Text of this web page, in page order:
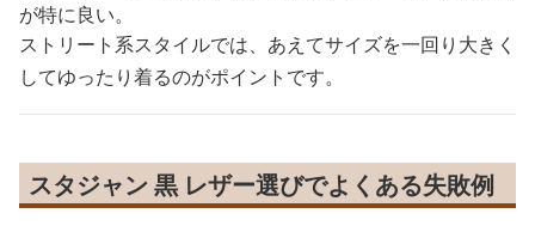
が特に良い。
ストリート系スタイルでは、あえてサイズを一回り大きく
してゆったり着るのがポイントです。
スタジャン 黒 レザー選びでよくある失敗例